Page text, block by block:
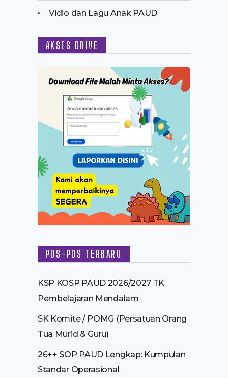
Vidio dan Lagu Anak PAUD
AKSES DRIVE
POS-POS TERBARU
KSP KOSP PAUD 2026/2027 TK
Pembelajaran Mendalam
SK Komite / POMG (Persatuan Orang
Tua Murid & Guru)
26++ SOP PAUD Lengkap: Kumpulan
Standar Operasional